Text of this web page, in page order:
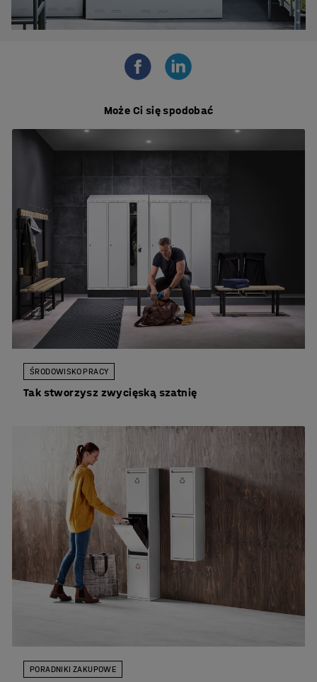
Może Ci się spodobać
ŚRODOWISKO PRACY
Tak stworzysz zwycięską szatnię
PORADNIKI ZAKUPOWE